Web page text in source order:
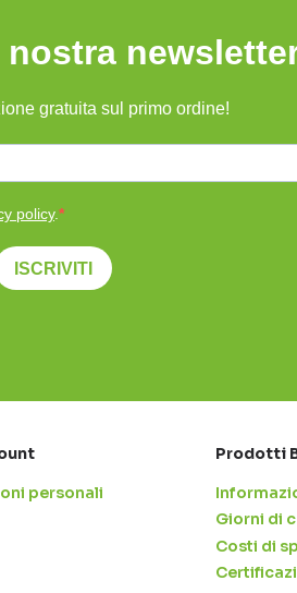
gratuita sul primo ordine!
policy.
ISCRIVITI
personali
Prodotti
Giorni di
Costi di